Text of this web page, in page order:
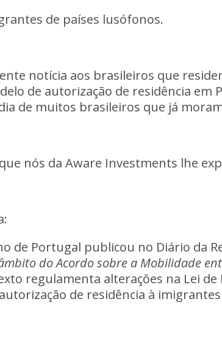
de países lusófonos.
notícia aos brasileiros que
de autorização de residência em
de muitos brasileiros que já
que nós da Aware Investments lhe
de Portugal publicou no Diário da
doAcordosobre a Mobilidade
regulamenta alterações na Lei de
autorização de residência à imigrantes